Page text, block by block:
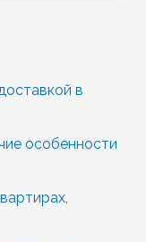
в
особенности